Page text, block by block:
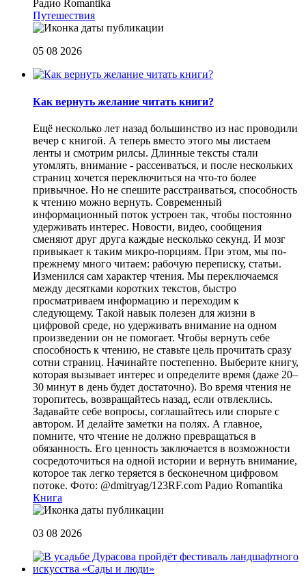
Радио Romantika
Путешествия
05 08 2026
Как вернуть желание читать книги?
Eщё несколько лет назад большинство из нас проводили
вечер с книгой. А теперь вместо этого мы листаем
ленты и смотрим рилсы. Длинные тексты стали
утомлять, внимание - рассеиваться, и после нескольких
страниц хочется переключиться на что-то более
привычное. Но не спешите расстраиваться, способность
к чтению можно вернуть. Современный
информационный поток устроен так, чтобы постоянно
удерживать интерес. Новости, видео, сообщения
сменяют друг друга каждые несколько секунд. И мозг
привыкает к таким микро-порциям. При этом, мы по-
прежнему много читаем: рабочую переписку, статьи.
Изменился сам характер чтения. Мы переключаемся
между десятками коротких текстов, быстро
просматриваем информацию и переходим к
следующему. Такой навык полезен для жизни в
цифровой среде, но удерживать внимание на одном
произведении он не помогает. Чтобы вернуть себе
способность к чтению, не ставьте цель прочитать сразу
сотни страниц. Начинайте постепенно. Выберите книгу,
которая вызывает интерес и определите время (даже 20–
30 минут в день будет достаточно). Во время чтения не
торопитесь, возвращайтесь назад, если отвлеклись.
Задавайте себе вопросы, соглашайтесь или спорьте с
автором. И делайте заметки на полях. А главное,
помните, что чтение не должно превращаться в
обязанность. Его ценность заключается в возможности
сосредоточиться на одной истории и вернуть внимание,
которое так легко теряется в бесконечном цифровом
потоке. Фото: @dmitryag/123RF.com Радио Romantika
Книга
03 08 2026